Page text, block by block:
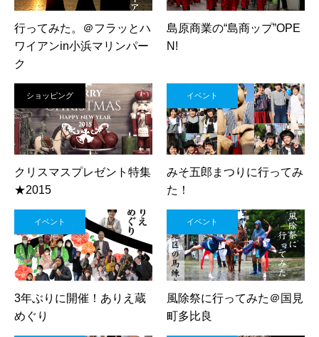
行ってみた。＠フラッとハ
ワイアンin小浜マリンパー
ク
島原商業の“島商ップ”OPE
N!
ショッピング
クリスマスプレゼント特集
★2015
イベント
みそ五郎まつりに行ってみ
た！
イベント
3年ぶりに開催！ありえ蔵
めぐり
イベント
風除祭に行ってみた＠国見
町多比良